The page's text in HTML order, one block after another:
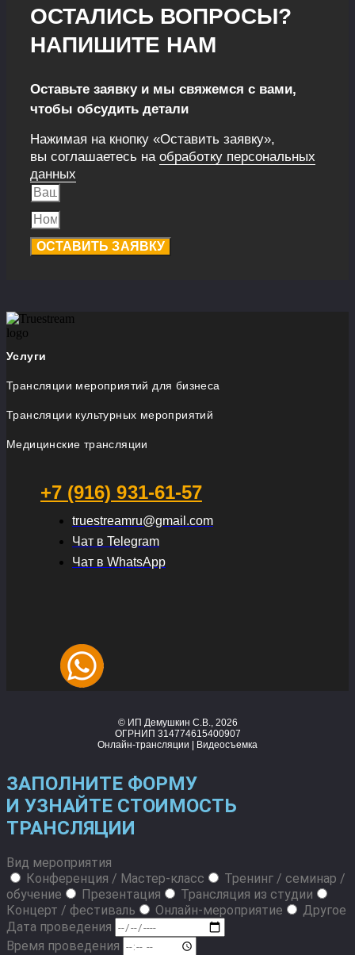
ОСТАЛИСЬ ВОПРОСЫ?
НАПИШИТЕ НАМ
Оставьте заявку и мы свяжемся с вами,
чтобы обсудить детали
Нажимая на кнопку «Оставить заявку»,
вы соглашаетесь на обработку персональных
данных
ОСТАВИТЬ ЗАЯВКУ
Услуги
Трансляции мероприятий для бизнеса
Трансляции культурных мероприятий
Медицинские трансляции
+7 (916) 931-61-57
truestreamru@gmail.com
Чат в Telegram
Чат в WhatsApp
© ИП Демушкин С.В., 2026
ОГРНИП 314774615400907
Онлайн-трансляции | Видеосъемка
ЗАПОЛНИТЕ ФОРМУ
И УЗНАЙТЕ СТОИМОСТЬ
ТРАНСЛЯЦИИ
Вид мероприятия
Конференция / Мастер-класс
Тренинг / семинар /
обучение
Презентация
Трансляция из студии
Концерт / фестиваль
Онлайн-мероприятие
Другое
Дата проведения
Время проведения